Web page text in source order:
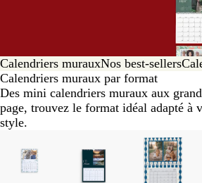
Calendriers murauxNos best-sellers
Calendriers muraux par format
Des mini calendriers muraux aux
page, trouvez le format idéal adapté à
style.